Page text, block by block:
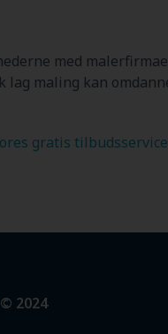
med
lag maling kan
gratis
2024